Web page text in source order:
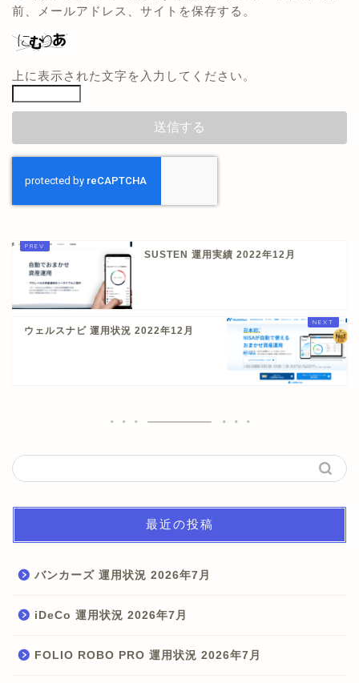
前、メールアドレス、サイトを保存する。
上に表示された文字を入力してください。
SUSTEN 運用実績 2022年12月
ウェルスナビ 運用状況 2022年12月
最近の投稿
バンカーズ 運用状況 2026年7月
iDeCo 運用状況 2026年7月
FOLIO ROBO PRO 運用状況 2026年7月